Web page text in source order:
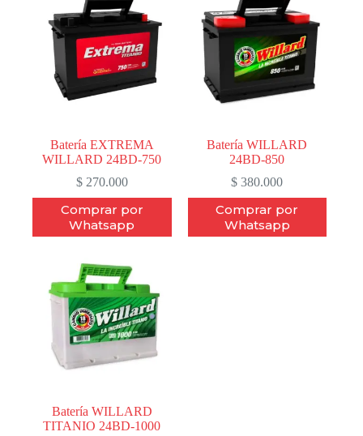
Batería EXTREMA
WILLARD 24BD-750
$270.000
Comprar por
Whatsapp
Batería WILLARD
24BD-850
$ 380.000
Comprar por
Whatsapp
Batería WILLARD
TITANIO 24BD-1000